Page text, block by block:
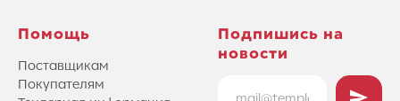
Помощь
Поставщикам
Покупателям
Подпишись на
новости